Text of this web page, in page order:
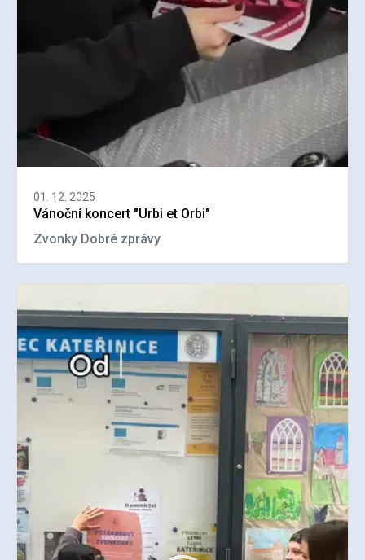
01. 12. 2025
Vánoční koncert "Urbi et Orbi"
Zvonky Dobré zprávy